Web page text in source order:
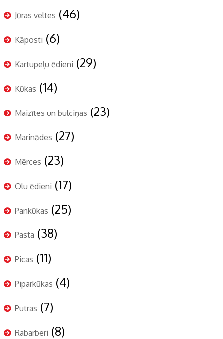
Jūras veltes (46)
Kāposti (6)
Kartupeļu ēdieni (29)
Kūkas (14)
Maizītes un bulciņas (23)
Marinādes (27)
Mērces (23)
Olu ēdieni (17)
Pankūkas (25)
Pasta (38)
Picas (11)
Piparkūkas (4)
Putras (7)
Rabarberi (8)